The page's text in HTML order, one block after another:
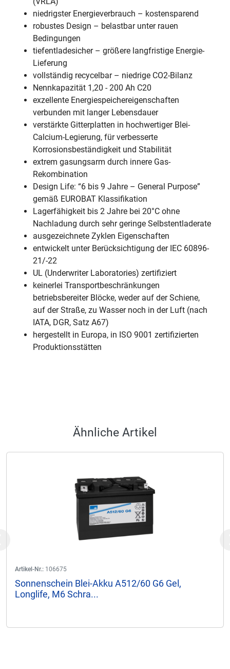
niedrigster Energieverbrauch – kostensparend
robustes Design – belastbar unter rauen
Bedingungen
tiefentladesicher – größere langfristige Energie-
Lieferung
vollständig recycelbar – niedrige CO2-Bilanz
Nennkapazität 1,20 - 200 Ah C20
exzellente Energiespeichereigenschaften
verbunden mit langer Lebensdauer
verstärkte Gitterplatten in hochwertiger Blei-
Calcium-Legierung, für verbesserte
Korrosionsbeständigkeit und Stabilität
extrem gasungsarm durch innere Gas-
Rekombination
Design Life: “6 bis 9 Jahre – General Purpose”
gemäß EUROBAT Klassifikation
Lagerfähigkeit bis 2 Jahre bei 20°C ohne
Nachladung durch sehr geringe Selbstentladerate
ausgezeichnete Zyklen Eigenschaften
entwickelt unter Berücksichtigung der IEC 60896-
21/-22
UL (Underwriter Laboratories) zertifiziert
keinerlei Transportbeschränkungen
betriebsbereiter Blöcke, weder auf der Schiene,
auf der Straße, zu Wasser noch in der Luft (nach
IATA, DGR, Satz A67)
hergestellt in Europa, in ISO 9001 zertifizierten
Produktionsstätten
Ähnliche Artikel
Artikel-Nr.: 106675
Sonnenschein Blei-Akku A512/60 G6 Gel,
Longlife, M6 Schra...